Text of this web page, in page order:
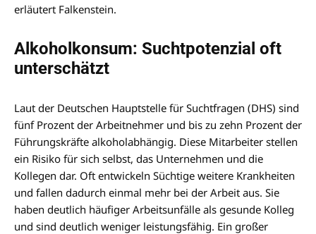
erläutert Falkenstein.
Alkoholkonsum: Suchtpotenzial oft
unterschätzt
Laut der Deutschen Hauptstelle für Suchtfragen (DHS) sind
fünf Prozent der Arbeitnehmer und bis zu zehn Prozent der
Führungskräfte alkoholabhängig. Diese Mitarbeiter stellen
ein Risiko für sich selbst, das Unternehmen und die
Kollegen dar. Oft entwickeln Süchtige weitere Krankheiten
und fallen dadurch einmal mehr bei der Arbeit aus. Sie
haben deutlich häufiger Arbeitsunfälle als gesunde Kolleg
und sind deutlich weniger leistungsfähig. Ein großer